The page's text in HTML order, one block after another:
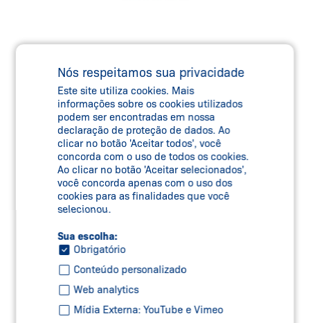
OPEN EASY
RESGATE ANGEL
SERIE SÉRIE EXS11 - 10 KVA
Nós respeitamos sua privacidade
Este site utiliza cookies. Mais
informações sobre os cookies utilizados
podem ser encontradas em nossa
declaração de proteção de dados. Ao
clicar no botão 'Aceitar todos', você
concorda com o uso de todos os cookies.
Ao clicar no botão 'Aceitar selecionados',
você concorda apenas com o uso dos
cookies para as finalidades que você
selecionou.
Sua escolha:
Obrigatório
Conteúdo personalizado
Web analytics
Mídia Externa: YouTube e Vimeo